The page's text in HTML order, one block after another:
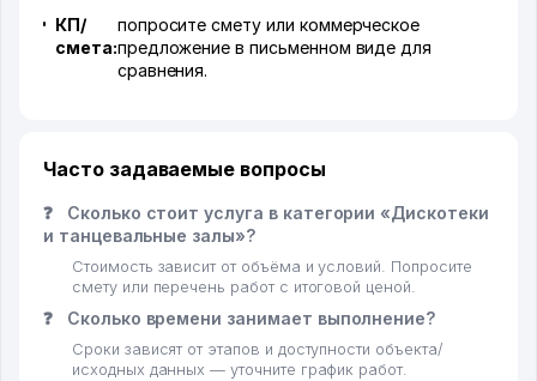
КП/
смета:
попросите смету или коммерческое
предложение в письменном виде для
сравнения.
Часто задаваемые вопросы
❓
Сколько стоит услуга в категории «Дискотеки
и танцевальные залы»?
Стоимость зависит от объёма и условий. Попросите
смету или перечень работ с итоговой ценой.
❓ Сколько времени занимает выполнение?
Сроки зависят от этапов и доступности объекта/
исходных данных — уточните график работ.